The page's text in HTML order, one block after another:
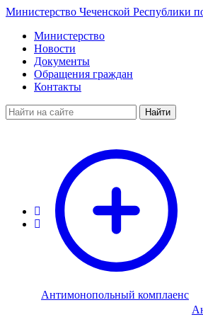
Министерство Чеченской Республики
Министерство
Новости
Документы
Обращения граждан
Контакты
Найти
Антимонопольный комплаенс